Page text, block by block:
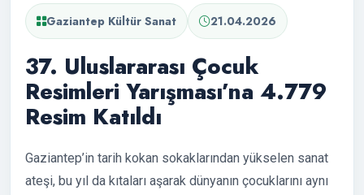
Gaziantep Kültür Sanat 21.04.2026
37. Uluslararası Çocuk
Resimleri Yarışması’na 4.779
Resim Katıldı
Gaziantep’in tarih kokan sokaklarından yükselen sanat
ateşi, bu yıl da kıtaları aşarak dünyanın çocuklarını aynı